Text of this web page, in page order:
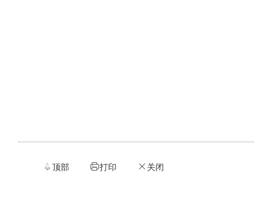
顶部 打印 ဆ 关闭